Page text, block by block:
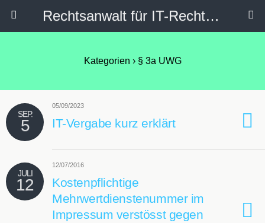
Rechtsanwalt für IT-Recht, Internetrecht, Datenschutz & Social Media
Kategorien ›§ 3a UWG
SEP.
5
05/09/2023
IT-Vergabe kurz erklärt
JULI
12
12/07/2016
Kostenpflichtige
Mehrwertdienstenummer im
Impressum verstösst gegen